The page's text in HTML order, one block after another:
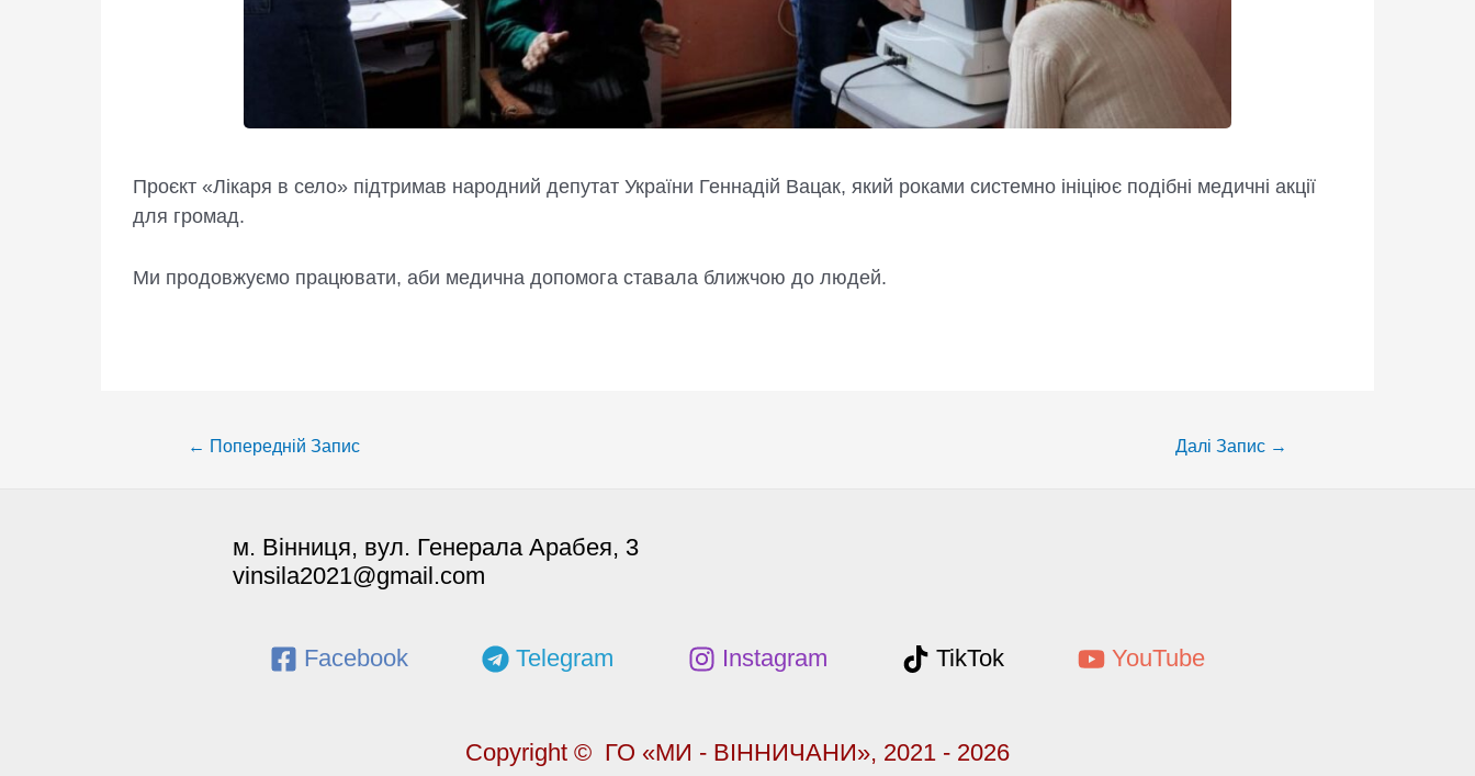
Проєкт «Лікаря в село» підтримав народний депутат України Геннадій Вацак, який роками системно ініціює подібні медичні акції
для громад.
Ми продовжуємо працювати, аби медична допомога ставала ближчою до людей.
← Попередній Запис Далі Запис →
м. Вінниця, вул. Генерала Арабея, 3
vinsila2021@gmail.com
Facebook Telegram Instagram TikTok YouTube
Copyright © ГО «МИ - ВІННИЧАНИ», 2021 - 2026